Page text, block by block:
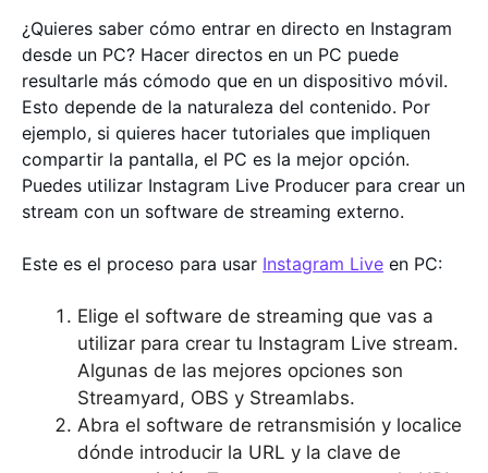
¿Quieres saber cómo entrar en directo en Instagram
desde un PC? Hacer directos en un PC puede
resultarle más cómodo que en un dispositivo móvil.
Esto depende de la naturaleza del contenido. Por
ejemplo, si quieres hacer tutoriales que impliquen
compartir la pantalla, el PC es la mejor opción.
Puedes utilizar Instagram Live Producer para crear un
stream con un software de streaming externo.
Este es el proceso para usar Instagram Live en PC:
Elige el software de streaming que vas a
utilizar para crear tu Instagram Live stream.
Algunas de las mejores opciones son
Streamyard, OBS y Streamlabs.
Abra el software de retransmisión y localice
dónde introducir la URL y la clave de